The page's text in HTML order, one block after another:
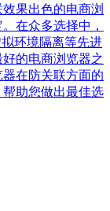
果出色的电商浏
在众多选择中，
环境隔离等先进
的电商浏览器之
在防关联方面的
助您做出最佳选